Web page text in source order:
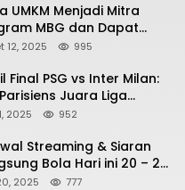
UMKM Menjadi Mitra
MBG dan Dapat
Hingga Rp500 Juta
12, 2025 995
Final PSG vs Inter Milan:
Juara Liga
2025 usai Bantai il
2025 952
Streaming & Siaran
Bola Hari ini 20 – 21
Manchester City vs
2025 777